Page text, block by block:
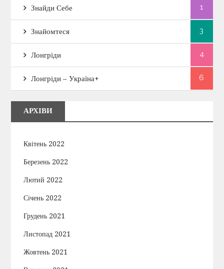
Знайди Себе 1
Знайомтеся 3
Лонгріди 4
Лонгріди – Україна+ 6
АРХІВИ
Квітень 2022
Березень 2022
Лютий 2022
Січень 2022
Грудень 2021
Листопад 2021
Жовтень 2021